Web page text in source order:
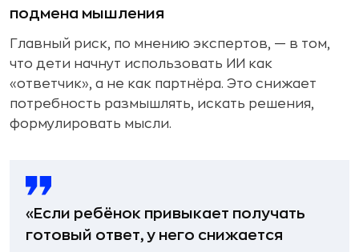
подмена мышления
Главный риск, по мнению экспертов, — в том,
что дети начнут использовать ИИ как
«ответчик», а не как партнёра. Это снижает
потребность размышлять, искать решения,
формулировать мысли.
«Если ребёнок привыкает получать
готовый ответ, у него снижается